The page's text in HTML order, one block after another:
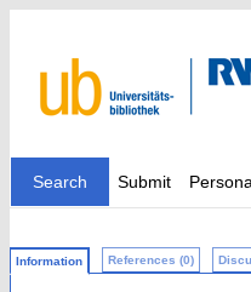
Search Submit
Information References (0)